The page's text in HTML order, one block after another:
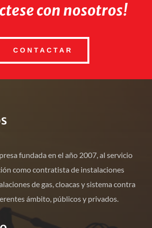
con nosotros!
CONTACTAR
fundada en el año 2007, al servicio
como contratista de instalaciones
de gas, cloacas y sistema contra
ámbito, públicos y privados.